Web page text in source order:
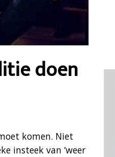
doen
komen. Niet
insteek van ‘weer